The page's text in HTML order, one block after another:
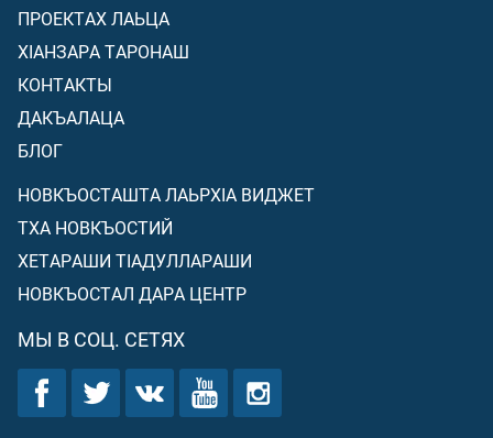
ПРОЕКТАХ ЛАЬЦА
ХIАНЗАРА ТАРОНАШ
КОНТАКТЫ
ДАКЪАЛАЦА
БЛОГ
НОВКЪОСТАШТА ЛАЬРХIА ВИДЖЕТ
ТХА НОВКЪОСТИЙ
ХЕТАРАШИ ТIАДУЛЛАРАШИ
НОВКЪОСТАЛ ДАРА ЦЕНТР
МЫ В СОЦ. СЕТЯХ